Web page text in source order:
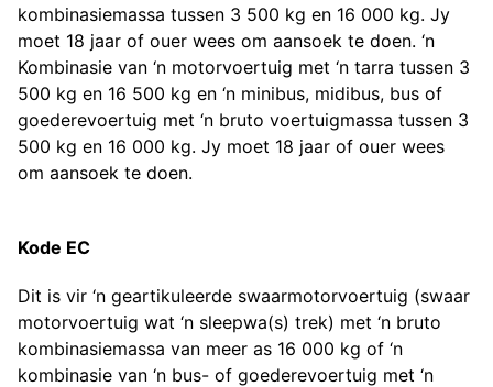
kombinasiemassa tussen 3 500 kg en 16 000 kg. Jy
moet 18 jaar of ouer wees om aansoek te doen. ‘n
Kombinasie van ‘n motorvoertuig met ‘n tarra tussen 3
500 kg en 16 500 kg en ‘n minibus, midibus, bus of
goederevoertuig met ‘n bruto voertuigmassa tussen 3
500 kg en 16 000 kg. Jy moet 18 jaar of ouer wees
om aansoek te doen.
Kode EC
Dit is vir ‘n geartikuleerde swaarmotorvoertuig (swaar
motorvoertuig wat ‘n sleepwa(s) trek) met ‘n bruto
kombinasiemassa van meer as 16 000 kg of ‘n
kombinasie van ‘n bus- of goederevoertuig met ‘n